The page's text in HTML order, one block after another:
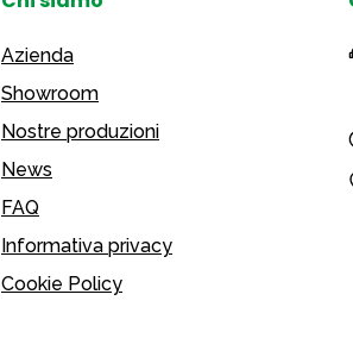
Azienda
Showroom
Nostre produzioni
News
FAQ
Informativa privacy
Cookie Policy